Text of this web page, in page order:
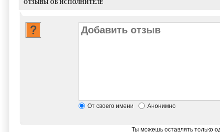
ОТЗЫВЫ ОБ ИСПОЛНИТЕЛЕ
От своего имени Анонимно
Ты можешь оставлять только